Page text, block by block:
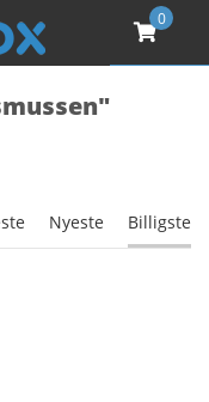
0
Nyeste Billigste